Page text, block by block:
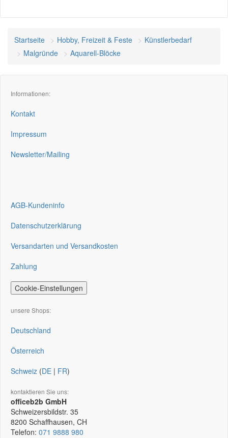
Startseite Hobby, Freizeit & Feste
Künstlerbedarf
Malgründe
Aquarell-Blöcke
Informationen:
Kontakt
Impressum
Newsletter/Mailing
AGB-Kundeninfo
Datenschutzerklärung
Versandarten und Versandkosten
Zahlung
Cookie-Einstellungen
unsere Shops:
Deutschland
Österreich
Schweiz (DE | FR)
kontaktieren Sie uns:
officeb2b GmbH
Schweizersbildstr. 35
8200 Schaffhausen, CH
Telefon: 071 9888 980